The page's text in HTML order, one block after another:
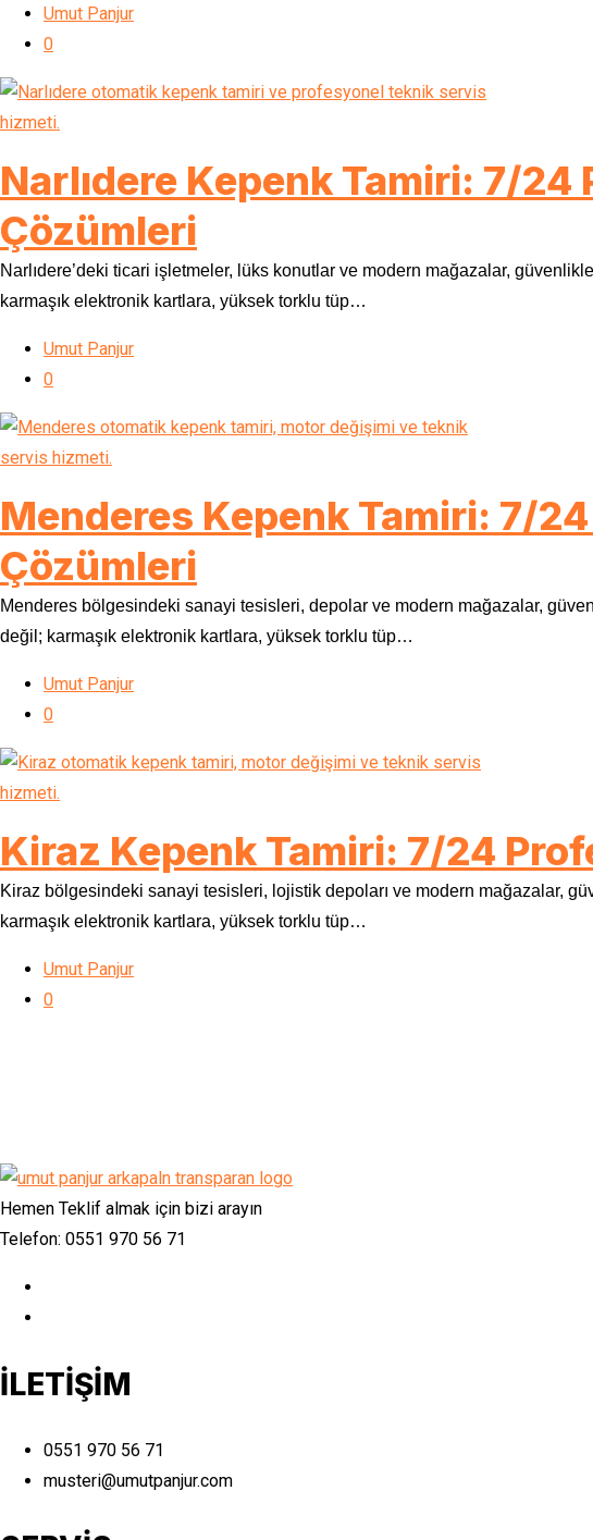
Umut Panjur
0
Narlıdere Kepenk Tamiri: 7/
Çözümleri
Narlıdere’deki ticari işletmeler, lüks konutlar ve modern mağazalar,
karmaşık elektronik kartlara, yüksek torklu tüp…
Umut Panjur
0
Menderes Kepenk Tamiri: 7/
Çözümleri
Menderes bölgesindeki sanayi tesisleri, depolar ve modern mağazalar,
değil; karmaşık elektronik kartlara, yüksek torklu tüp…
Umut Panjur
0
Kiraz Kepenk Tamiri: 7/24
Kiraz bölgesindeki sanayi tesisleri, lojistik depoları ve modern mağazalar,
karmaşık elektronik kartlara, yüksek torklu tüp…
Umut Panjur
0
Hemen Teklif almak için bizi arayın
Telefon: 0551 970 56 71
İLETİŞİM
0551 970 56 71
musteri@umutpanjur.com